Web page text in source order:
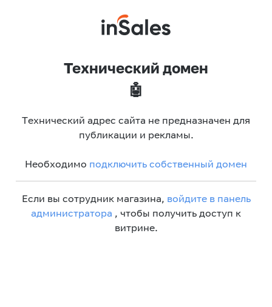
Технический домен
🤖
Технический адрес сайта не предназначен для
публикации и рекламы.
Необходимо подключить собственный домен
Если вы сотрудник магазина, войдите в панель
администратора , чтобы получить доступ к
витрине.